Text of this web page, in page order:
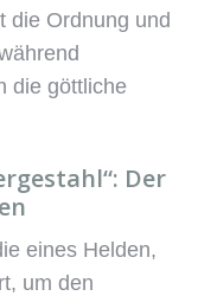
die Ordnung und
die göttliche
Der
eines Helden,
um den